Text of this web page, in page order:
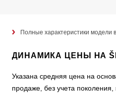
Полные характеристики модели
ДИНАМИКА ЦЕНЫ НА
Указана средняя цена на
продаже, без учета